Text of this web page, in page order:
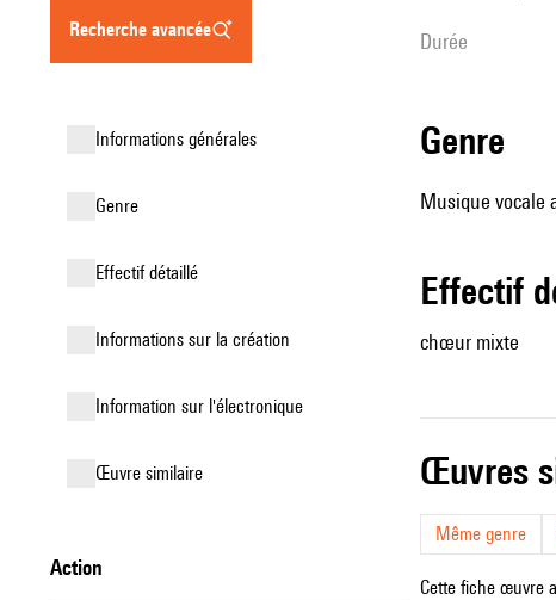
recherche avancée
informations générales
genre
effectif détaillé
informations sur la création
Information sur l'électronique
œuvre similaire
action
durée
genre
Musique vocale
effectif
chœur mixte
œuvres
Même genre
Cette fiche œuvre